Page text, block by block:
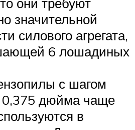
значительной
силового агрегата,
6 лошадиных
с шагом
0,375 дюйма чаще
в